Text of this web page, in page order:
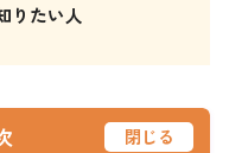
りたい人
閉じる